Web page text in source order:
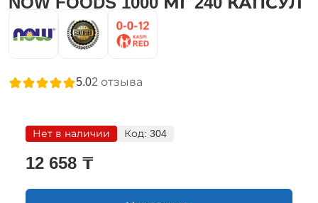
5.02 отзыва
Нет в наличии Код: 304
12 658 ₸